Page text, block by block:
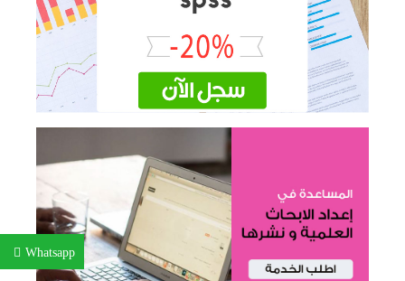
Whatsapp